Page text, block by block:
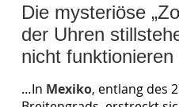
Die mysteriöse
der Uhren
nicht funktionieren
…In Mexiko, entlang des